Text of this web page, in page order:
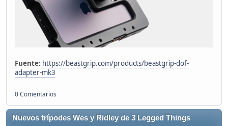
Fuente: https://beastgrip.com/products/beastgrip-dof-
adapter-mk3
0 Comentarios
Nuevos trípodes Wes y Ridley de 3 Legged Things